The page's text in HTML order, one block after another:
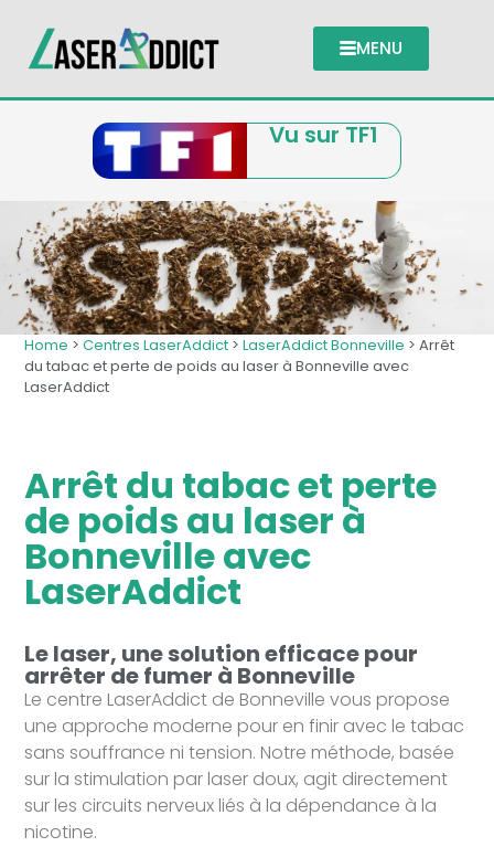
MENU
Vu sur TF1
Home >Centres LaserAddict >LaserAddict Bonneville > Arrêt
du tabac et perte de poids au laser à Bonneville avec
LaserAddict
Arrêt du tabac et perte
de poids au laser à
Bonneville avec
LaserAddict
Le laser, une solution efficace pour
arrêter de fumer à Bonneville
Le centre LaserAddict de Bonneville vous propose
une approche moderne pour en finir avec le tabac
sans souffrance ni tension. Notre méthode, basée
sur la stimulation par laser doux, agit directement
sur les circuits nerveux liés à la dépendance à la
nicotine.